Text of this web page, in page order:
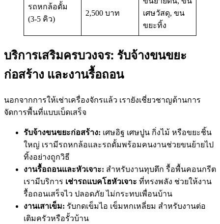
รถหกล้อดั้ม
(3-5 คิว)
2,500 บาท
เศษวัสดุ, ขน
ขยะทิ้ง
บริการเสริมครบวงจร: รับจ้างขนขยะ
ก่อสร้าง และงานรื้อถอน
นอกจากการให้เช่าเครื่องจักรแล้ว เรายังเชี่ยวชาญด้านการ
จัดการพื้นที่แบบเบ็ดเสร็จ
รับจ้างขนขยะก่อสร้าง: เศษอิฐ เศษปูน กิ่งไม้ หรือขยะชิ้น
ใหญ่ เรามีรถหกล้อและรถดั้มพร้อมคนงานช่วยขนย้ายไป
ทิ้งอย่างถูกวิธี
งานรื้อถอนและหัวเจาะ: สำหรับงานทุบตึก รื้อพื้นคอนกรีต
เรามีบริการ เช่ารถแบคโฮหัวเจาะ ที่ทรงพลัง ช่วยให้งาน
รื้อถอนเสร็จไว ปลอดภัย ไม่กระทบเพื่อนบ้าน
งานเสาเข็ม: รับกดเข็มไอ เข็มหกเหลี่ยม สำหรับงานต่อ
เติมครัวหรือรั้วบ้าน